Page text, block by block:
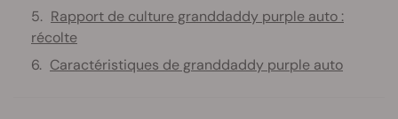
Rapport de culture granddaddy purple auto :
récolte
Caractéristiques de granddaddy purple auto